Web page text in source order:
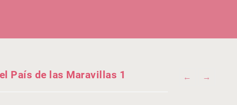
← →
País de las Maravillas 1